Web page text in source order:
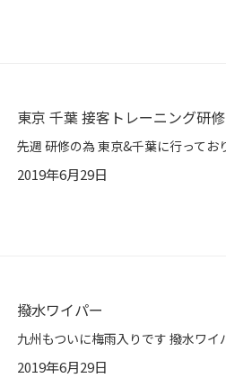
東京 千葉 接客トレーニング研修
2019年6月29日
撥水ワイパー
2019年6月29日